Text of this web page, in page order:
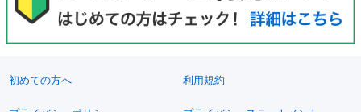
初めての方へ 利用規約